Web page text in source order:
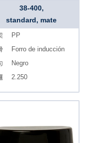
38-400,
standard, mate
PP
Forro de inducción
Negro
2.250